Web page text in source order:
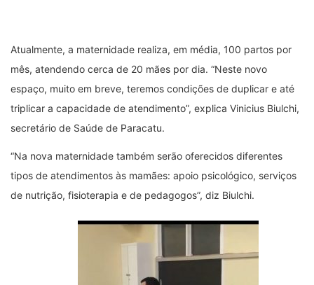
Atualmente, a maternidade realiza, em média, 100 partos por
mês, atendendo cerca de 20 mães por dia. “Neste novo
espaço, muito em breve, teremos condições de duplicar e até
triplicar a capacidade de atendimento”, explica Vinicius Biulchi,
secretário de Saúde de Paracatu.
“Na nova maternidade também serão oferecidos diferentes
tipos de atendimentos às mamães: apoio psicológico, serviços
de nutrição, fisioterapia e de pedagogos”, diz Biulchi.